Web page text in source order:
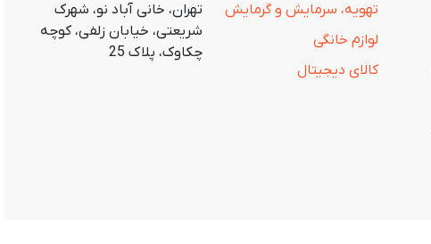
تهویه، سرمایش و گرمایش
لوازم خانگی
کالای دیجیتال
تهران، خانی آباد نو، شهرک
شریعتی، خیابان زلفی، کوچه
چکاوک، پلاک 25